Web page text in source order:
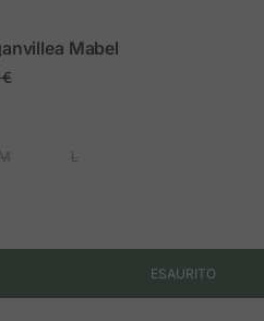
Mabel
normale
M L
ESAURITO